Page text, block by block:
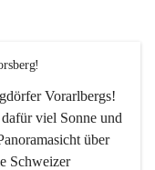
Vorarlbergs!
viel Sonne und
über
Schweizer